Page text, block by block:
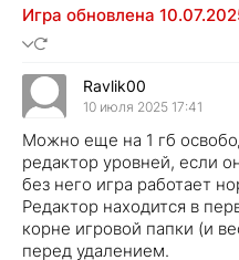
Игра обновлена
Ravlik00
10 июля 2025 17:41
Можно еще на 1 гб
редактор уровней, если
без него игра работает
Редактор находится в
корне игровой папки (и
перед удалением.